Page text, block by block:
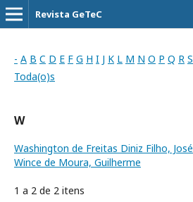
Revista GeTeC
- A B C D E F G H I J K L M N O P Q R S
Toda(o)s
W
Washington de Freitas Diniz Filho, José
Wince de Moura, Guilherme
1 a 2 de 2 itens